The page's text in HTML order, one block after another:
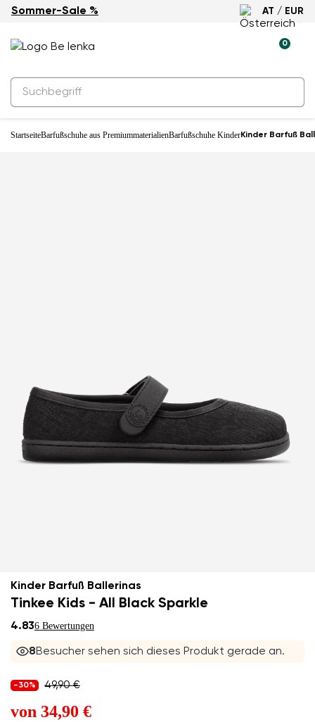
Sommer-Sale % AT / EUR
0
StartseiteBarfußschuhe aus PremiummaterialienBarfußschuhe KinderKinder Barfuß
-30%
Kinder Barfuß Ballerinas
Tinkee Kids - All Black Sparkle
4.836 Bewertungen
8Besucher sehen sich dieses Produkt gerade an.
-30% 49,90 €
von 34,90 €